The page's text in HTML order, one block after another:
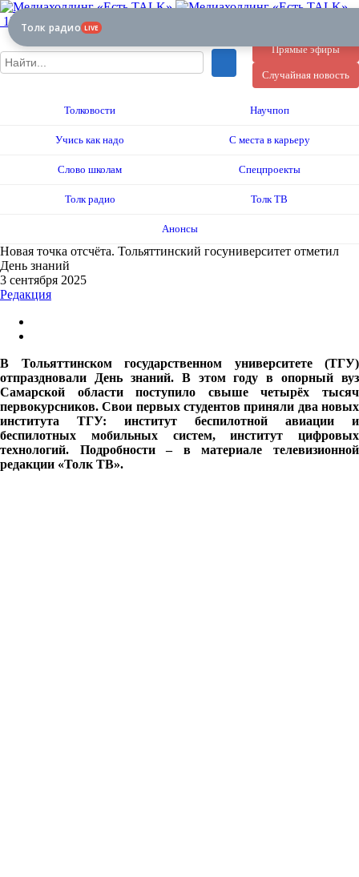
12+
Прямые эфиры
Случайная новость
Толковости Научпоп
Учись как надо С места в карьеру
Слово школам Спецпроекты
Толк радио Толк ТВ
Анонсы
Новая точка отсчёта. Тольяттинский госуниверситет отметил
День знаний
3 сентября 2025
Редакция
В Тольяттинском государственном университете (ТГУ)
отпраздновали День знаний. В этом году в опорный вуз
Самарской области поступило свыше четырёх тысяч
первокурсников. Свои первых студентов приняли два новых
института ТГУ: институт беспилотной авиации и
беспилотных мобильных систем, институт цифровых
технологий. Подробности – в материале телевизионной
редакции «Толк ТВ».
Толк радио LIVE